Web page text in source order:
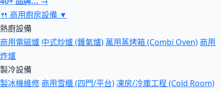
🍴 商用廚房設備 ▼
熱廚設備
商用電磁爐 中式炒爐 (鑊氣爐) 萬用蒸烤箱 (Combi Oven) 商用
炸爐
製冷設備
製冰機維修 商用雪櫃 (四門/平台)凍房/冷庫工程 (Cold Room)